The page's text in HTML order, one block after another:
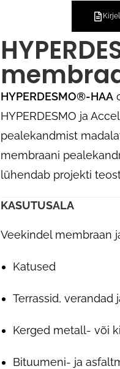
HYPERDESMO®-HAA
HYPERDESMO ja
pealekandmist
membraani
lühendab projekti
KASUTUSALA
Veekindel membraan
Katused
Terrassid, verandad
Kerged metall- või
Bituumeni- ja